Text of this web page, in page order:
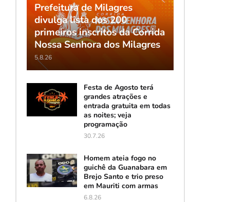
Prefeitura de Milagres
divulga lista dos 200
primeiros inscritos da Corrida
Nossa Senhora dos Milagres
5.8.26
Festa de Agosto terá
grandes atrações e
entrada gratuita em todas
as noites; veja
programação
30.7.26
Homem ateia fogo no
guichê da Guanabara em
Brejo Santo e trio preso
em Mauriti com armas
6.8.26